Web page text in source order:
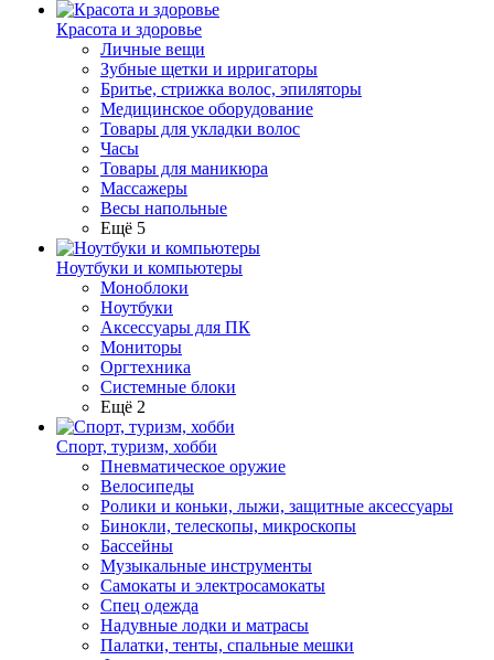
Красота и здоровье
Личные вещи
Зубные щетки и ирригаторы
Бритье, стрижка волос, эпиляторы
Медицинское оборудование
Товары для укладки волос
Часы
Товары для маникюра
Массажеры
Весы напольные
Ещё 5
Ноутбуки и компьютеры
Моноблоки
Ноутбуки
Аксессуары для ПК
Мониторы
Оргтехника
Системные блоки
Ещё 2
Спорт, туризм, хобби
Пневматическое оружие
Велосипеды
Ролики и коньки, лыжи, защитные аксессуары
Бинокли, телескопы, микроскопы
Бассейны
Музыкальные инструменты
Самокаты и электросамокаты
Спец одежда
Надувные лодки и матрасы
Палатки, тенты, спальные мешки